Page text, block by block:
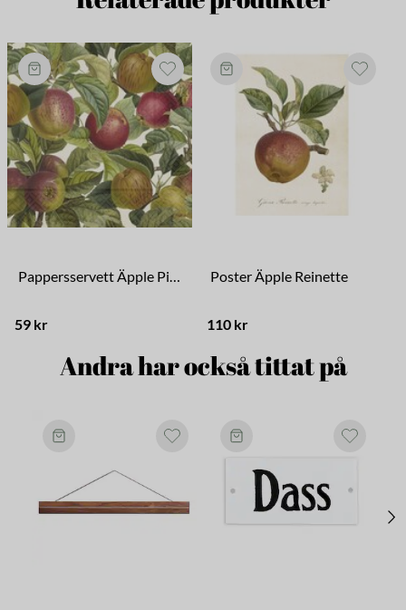
Pappersservett Äpple Pink Lady
59 kr
Poster Äpple Reinette
110 kr
Andra har också tittat på